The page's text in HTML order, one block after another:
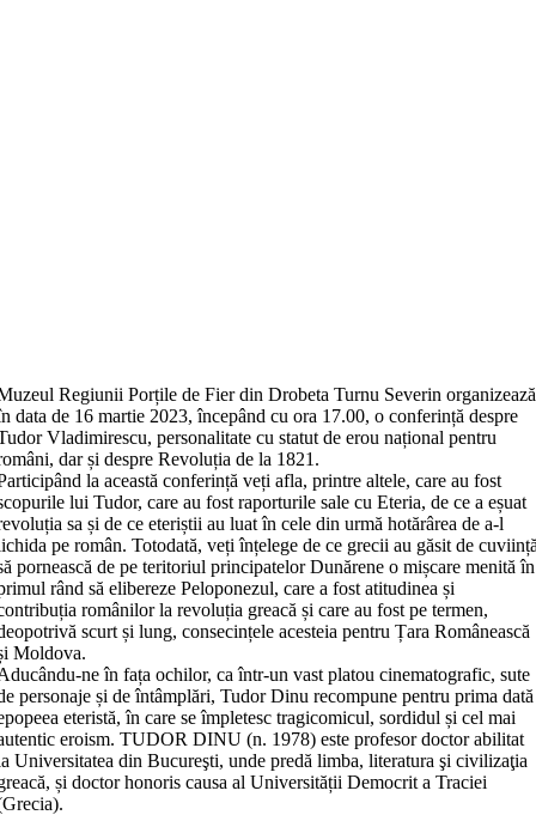
Regiunii Porțile de Fier din Drobeta Turnu Severin organizează
data de 16 martie 2023, începând cu ora 17.00, o conferință despre
Vladimirescu, personalitate cu statut de erou național pentru
dar și despre Revoluția de la 1821.
la această conferință veți afla, printre altele, care au fost
lui Tudor, care au fost raporturile sale cu Eteria, de ce a eșuat
sa și de ce eteriștii au luat în cele din urmă hotărârea de a-l
pe român. Totodată, veți înțelege de ce grecii au găsit de
pornească de pe teritoriul principatelor Dunărene o mișcare menită în
rând să elibereze Peloponezul, care a fost atitudinea și
românilor la revoluția greacă și care au fost pe termen,
scurt și lung, consecințele acesteia pentru Țara Românească
Moldova.
ne în fața ochilor, ca într-un vast platou cinematografic, sute
personaje și de întâmplări, Tudor Dinu recompune pentru prima dată
eteristă, în care se împletesc tragicomicul, sordidul și cel mai
eroism. TUDOR DINU (n. 1978) este profesor doctor abilitat
Universitatea din Bucureşti, unde predă limba, literatura şi civilizaţia
și doctor honoris causa al Universității Democrit a Traciei